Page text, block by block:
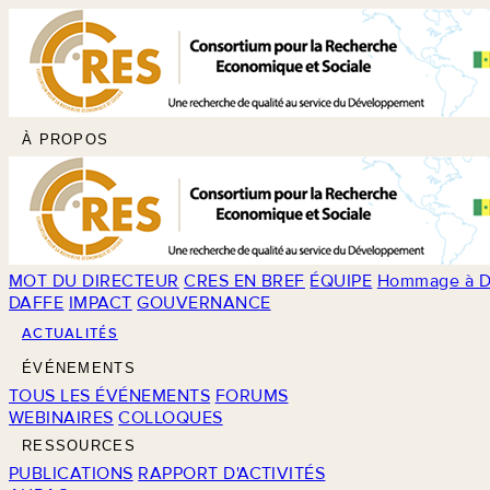
À PROPOS
MOT DU DIRECTEUR CRES EN BREF ÉQUIPE Hommage à
DAFFE IMPACT GOUVERNANCE
ACTUALITÉS
ÉVÉNEMENTS
TOUS LES ÉVÉNEMENTS FORUMS
WEBINAIRES COLLOQUES
RESSOURCES
PUBLICATIONS RAPPORT D'ACTIVITÉS